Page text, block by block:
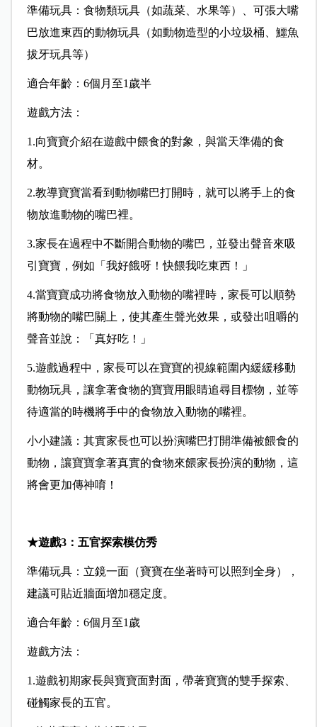
準備玩具： 食物類玩具（如蔬菜、水果等）、可張大嘴
巴放進東西的動物玩具（如動物造型的小垃圾桶、鱷魚
拔牙玩具等）
適合年齡： 6個月至1歲半
遊戲方法：
1.向寶寶介紹在遊戲中餵食的對象，與當天準備的食
材。
2.教導寶寶當看到動物嘴巴打開時，就可以將手上的食
物放進動物的嘴巴裡。
3.家長在過程中不斷開合動物的嘴巴，並發出聲音來吸
引寶寶，例如「我好餓呀！快餵我吃東西！」
4.當寶寶成功將食物放入動物的嘴裡時，家長可以順勢
將動物的嘴巴關上，使其產生聲光效果，或發出咀嚼的
聲音並說：「真好吃！」
5.遊戲過程中，家長可以在寶寶的視線範圍內緩緩移動
動物玩具，讓拿著食物的寶寶用眼睛追尋目標物，並等
待適當的時機將手中的食物放入動物的嘴裡。
小小建議： 其實家長也可以扮演嘴巴打開準備被餵食的
動物，讓寶寶拿著真實的食物來餵家長扮演的動物，這
將會更加傳神唷！
★遊戲3：五官探索模仿秀
準備玩具： 立鏡一面（寶寶在坐著時可以照到全身），
建議可貼近牆面增加穩定度。
適合年齡： 6個月至1歲
遊戲方法：
1.遊戲初期家長與寶寶面對面，帶著寶寶的雙手探索、
碰觸家長的五官。